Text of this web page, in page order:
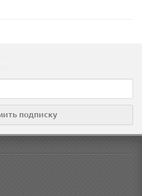
подписку